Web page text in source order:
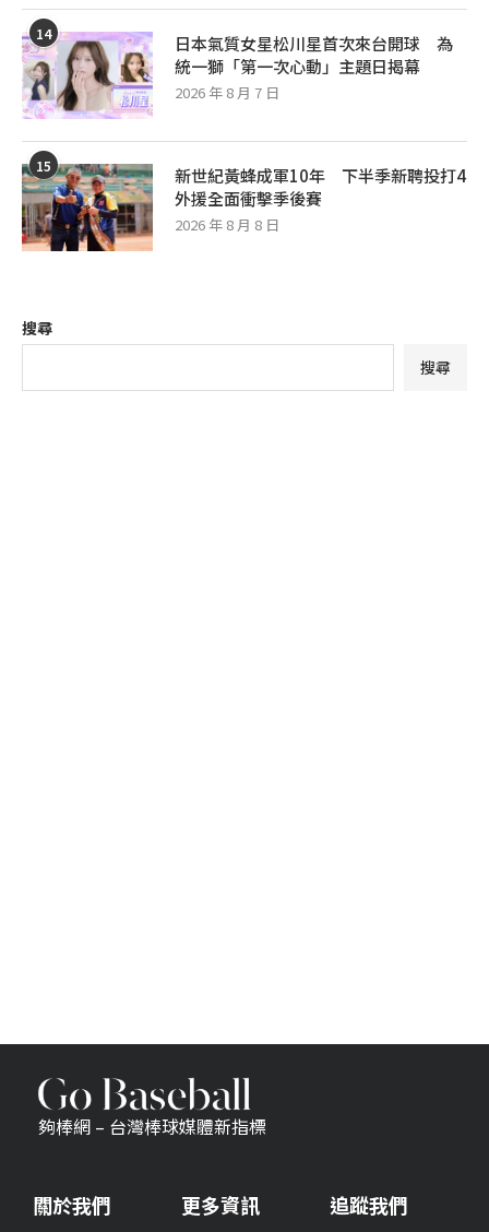
14
日本氣質女星松川星首次來台開球 為
統一獅「第一次心動」主題日揭幕
2026 年 8 月 7 日
15
新世紀黃蜂成軍10年 下半季新聘投打4
外援全面衝擊季後賽
2026 年 8 月 8 日
搜尋
搜尋
夠棒網 – 台灣棒球媒體新指標
關於我們 更多資訊 追蹤我們